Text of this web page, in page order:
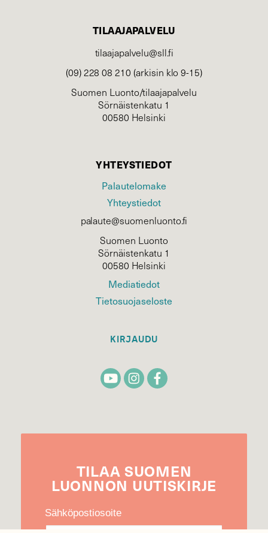
TILAAJAPALVELU
tilaajapalvelu@sll.fi
(09) 228 08 210 (arkisin klo 9-15)
Suomen Luonto/tilaajapalvelu
Sörnäistenkatu 1
00580 Helsinki
YHTEYSTIEDOT
Palautelomake
Yhteystiedot
palaute@suomenluonto.fi
Suomen Luonto
Sörnäistenkatu 1
00580 Helsinki
Mediatiedot
Tietosuojaseloste
KIRJAUDU
TILAA SUOMEN
LUONNON UUTIS­KIRJE
Sähköpostiosoite